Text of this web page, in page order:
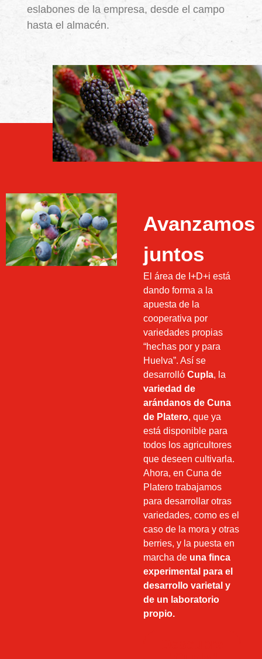
eslabones de la empresa, desde el campo
hasta el almacén.
Avanzamos
juntos
El área de I+D+i está
dando forma a la
apuesta de la
cooperativa por
variedades propias
“hechas por y para
Huelva”. Así se
desarrollóCupla, la
variedad de
arándanos de Cuna
de Platero, que ya
está disponible para
todos los agricultores
que deseen cultivarla.
Ahora, en Cuna de
Platero trabajamos
para desarrollar otras
variedades, como es el
caso de la mora y otras
berries, y la puesta en
marcha de una finca
experimental para el
desarrollo varietal y
de un laboratorio
propio.